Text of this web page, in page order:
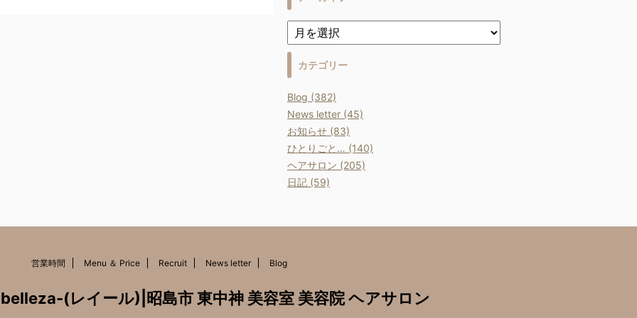
カテゴリー
Blog (382)
News letter (45)
お知らせ (83)
ひとりごと… (140)
ヘアサロン (205)
日記 (59)
営業時間 Menu ＆ Price Recruit News letter Blog
(レイール)|昭島市 東中神 美容室 美容院 ヘアサロン